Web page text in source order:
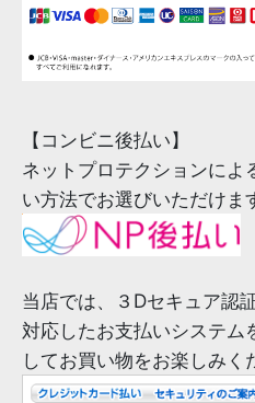
【コンビニ後払い】
ネットプロテクションによ
い方法でお選びいただけま
当店では、３Dセキュア認
対応したお支払いシステム
してお買い物をお楽しみく